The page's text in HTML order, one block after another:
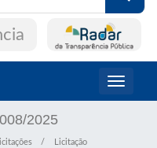
Toggle
2025
Licitação